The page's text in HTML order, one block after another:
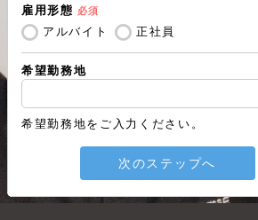
雇用形態 必須
アルバイト 正社員
希望勤務地
希望勤務地をご入力ください。
次のステップへ